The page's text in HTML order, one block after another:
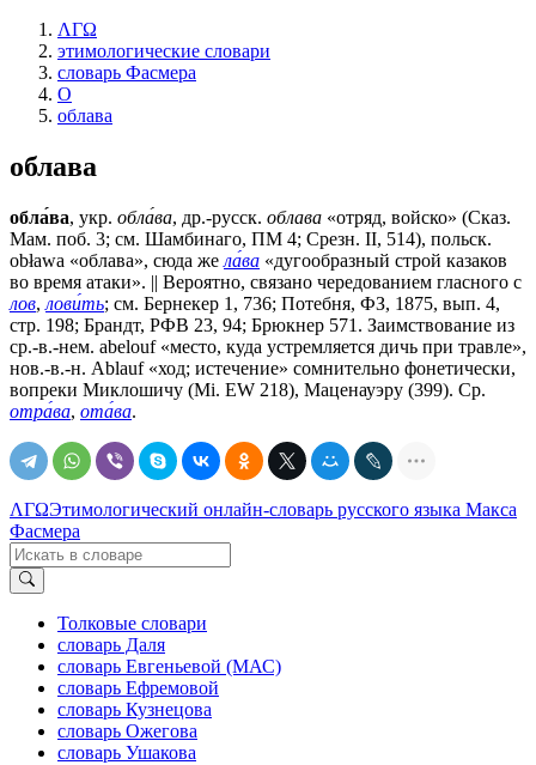
ΛΓΩ
этимологические словари
словарь Фасмера
О
облава
облава
обла́ва, укр. обла́ва, др.-русск. облава «отряд, войско» (Сказ.
Мам. поб. 3; см. Шамбинаго, ПМ 4; Срезн. II, 514), польск.
оbłаwа «облава», сюда же ла́ва «дугообразный строй казаков
во время атаки». || Вероятно, связано чередованием гласного с
лов, лови́ть; см. Бернекер 1, 736; Потебня, ФЗ, 1875, вып. 4,
стр. 198; Брандт, РФВ 23, 94; Брюкнер 571. Заимствование из
ср.-в.-нем. аbеlоuf «место, куда устремляется дичь при травле»,
нов.-в.-н. Ablauf «ход; истечение» сомнительно фонетически,
вопреки Миклошичу (Мi. ЕW 218), Маценауэру (399). Ср.
отра́ва, ота́ва.
ΛΓΩЭтимологический онлайн-словарь русского языка Макса
Фасмера
Толковые словари
словарь Даля
словарь Евгеньевой (МАС)
словарь Ефремовой
словарь Кузнецова
словарь Ожегова
словарь Ушакова